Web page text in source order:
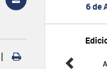
6 de
|